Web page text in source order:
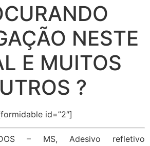
NESTE
E MUITOS
?
id=”2″]
– MS, Adesivo refletivo